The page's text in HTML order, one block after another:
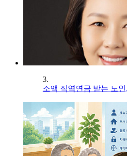
3.
소액 직역연금 받는 노